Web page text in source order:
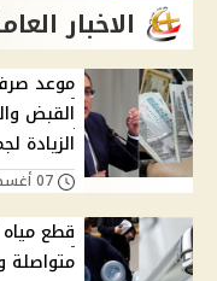
الاخبار
القبض
الزيادة
متواصلة